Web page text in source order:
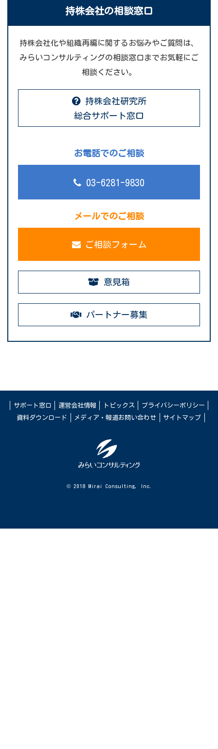
持株会社の相談窓口
持株会社化や組織再編に関するお悩みやご質問は、
みらいコンサルティングの相談窓口までお気軽にご
相談ください。
持株会社研究所
総合サポート窓口
お電話でのご相談
03-6281-9830
メールでのご相談
ご相談フォーム
意見箱
パートナー募集
サポート窓口 運営会社情報 トピックス
プライバシーポリシー
資料ダウンロード
メディア・報道お問い合わせ サイトマップ
© 2018 Mirai Consulting, Inc.